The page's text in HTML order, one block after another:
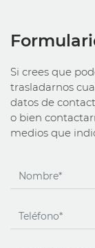
Si crees que
trasladarnos
datos de
o bien
medios que